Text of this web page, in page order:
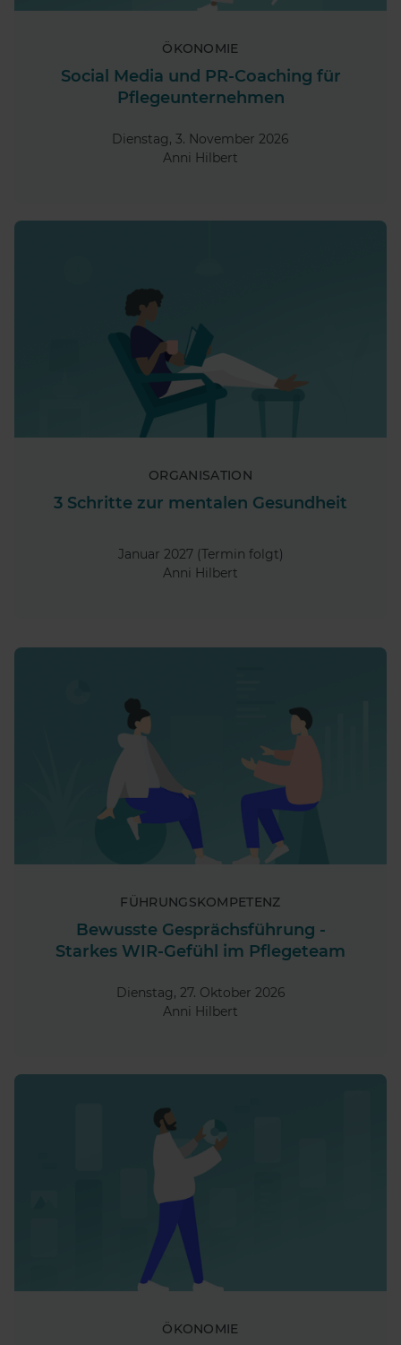
ÖKONOMIE
Social Media und PR-Coaching für
Pflegeunternehmen
Dienstag, 3. November 2026
Anni Hilbert
ORGANISATION
3 Schritte zur mentalen Gesundheit
Januar 2027 (Termin folgt)
Anni Hilbert
FÜHRUNGSKOMPETENZ
Bewusste Gesprächsführung -
Starkes WIR-Gefühl im Pflegeteam
Dienstag, 27. Oktober 2026
Anni Hilbert
ÖKONOMIE